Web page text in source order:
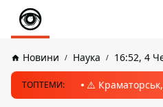
Новини Наука 16:52, 4
ТОПТЕМИ: ⚠️ Краматорськ,